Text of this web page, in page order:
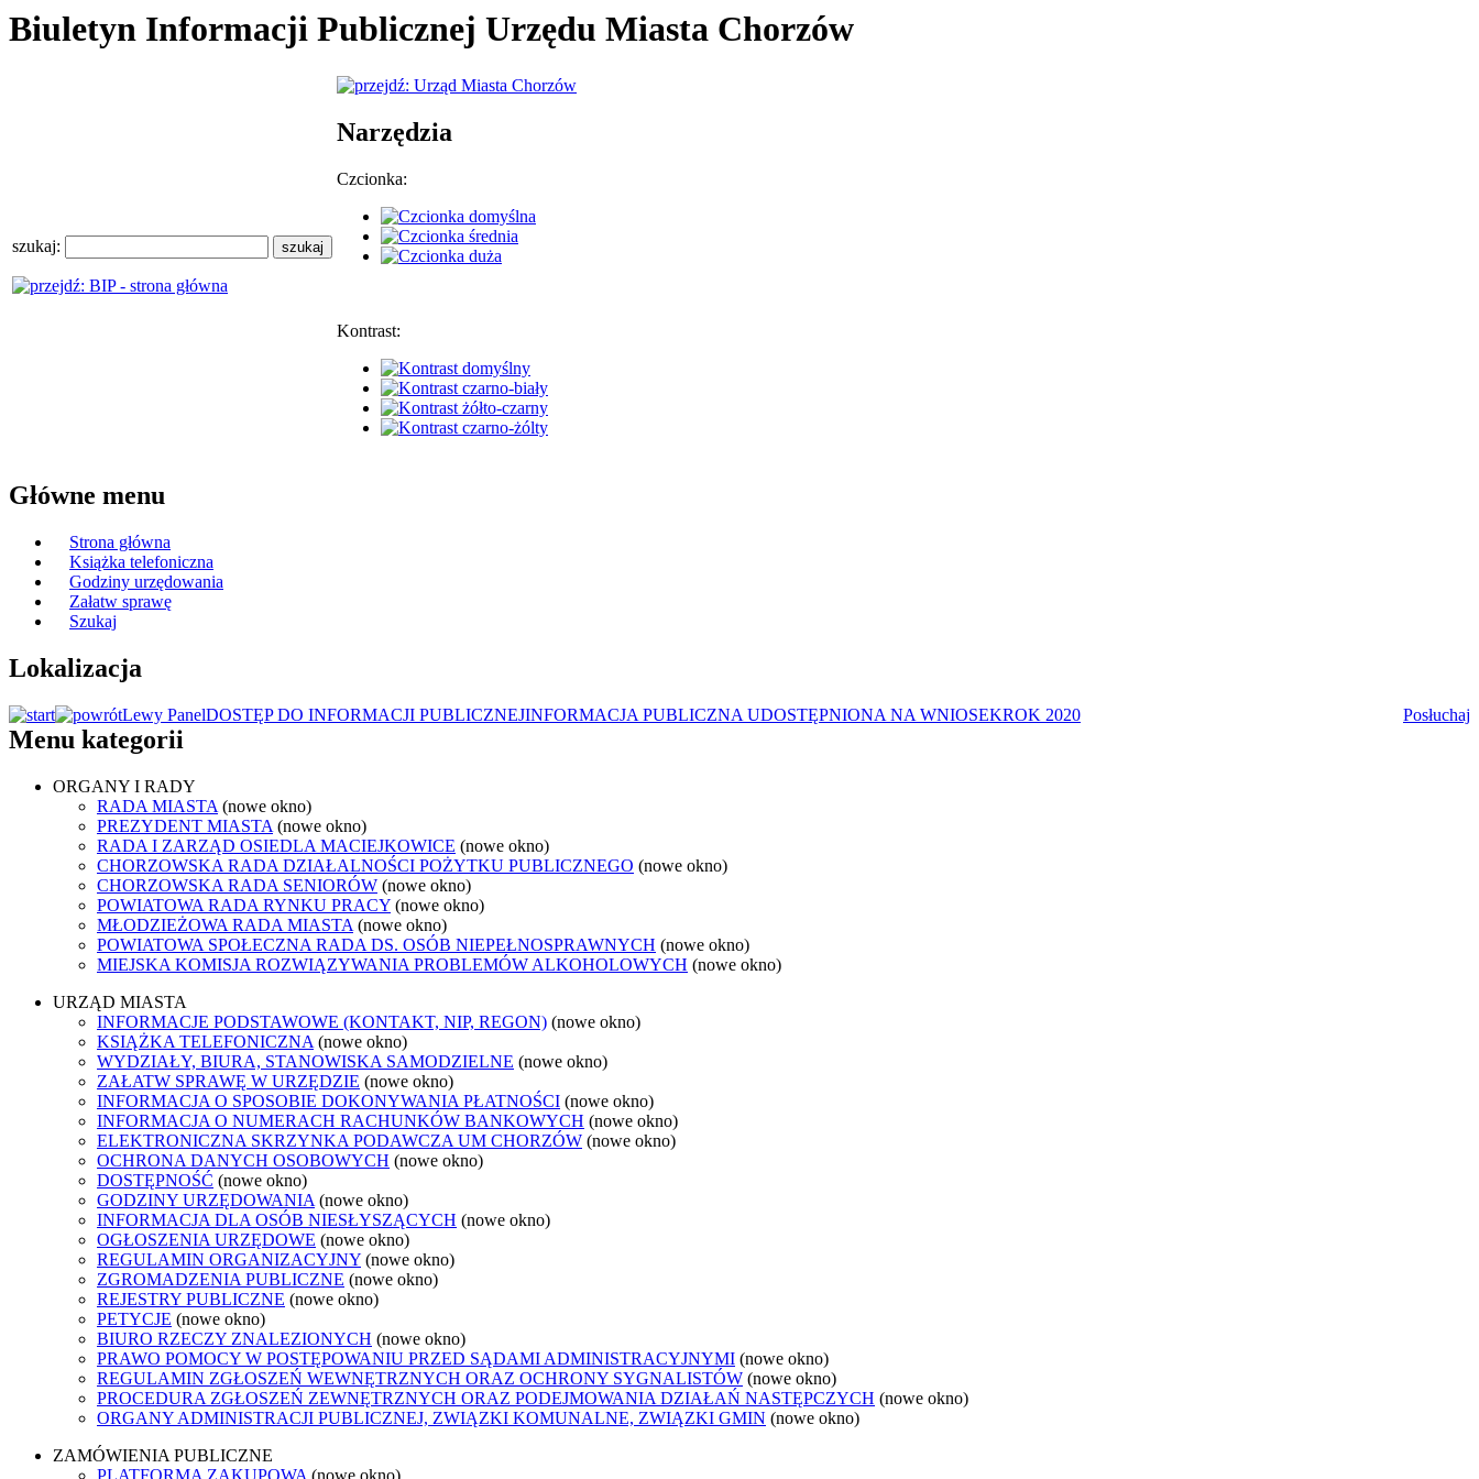
Biuletyn Informacji Publicznej Urzędu Miasta Chorzów
szukaj:
Narzędzia
Czcionka:
Kontrast:
Główne menu
Strona główna
Książka telefoniczna
Godziny urzędowania
Załatw sprawę
Szukaj
Lokalizacja
Posłuchaj
Lewy PanelDOSTĘP DO INFORMACJI PUBLICZNEJINFORMACJA PUBLICZNA UDOSTĘPNIONA NA WNIOSEKROK 2020
Menu kategorii
ORGANY I RADY
RADA MIASTA (nowe okno)
PREZYDENT MIASTA (nowe okno)
RADA I ZARZĄD OSIEDLA MACIEJKOWICE (nowe okno)
CHORZOWSKA RADA DZIAŁALNOŚCI POŻYTKU PUBLICZNEGO (nowe okno)
CHORZOWSKA RADA SENIORÓW (nowe okno)
POWIATOWA RADA RYNKU PRACY (nowe okno)
MŁODZIEŻOWA RADA MIASTA (nowe okno)
POWIATOWA SPOŁECZNA RADA DS. OSÓB NIEPEŁNOSPRAWNYCH (nowe okno)
MIEJSKA KOMISJA ROZWIĄZYWANIA PROBLEMÓW ALKOHOLOWYCH (nowe okno)
URZĄD MIASTA
INFORMACJE PODSTAWOWE (KONTAKT, NIP, REGON) (nowe okno)
KSIĄŻKA TELEFONICZNA (nowe okno)
WYDZIAŁY, BIURA, STANOWISKA SAMODZIELNE (nowe okno)
ZAŁATW SPRAWĘ W URZĘDZIE (nowe okno)
INFORMACJA O SPOSOBIE DOKONYWANIA PŁATNOŚCI (nowe okno)
INFORMACJA O NUMERACH RACHUNKÓW BANKOWYCH (nowe okno)
ELEKTRONICZNA SKRZYNKA PODAWCZA UM CHORZÓW (nowe okno)
OCHRONA DANYCH OSOBOWYCH (nowe okno)
DOSTĘPNOŚĆ (nowe okno)
GODZINY URZĘDOWANIA (nowe okno)
INFORMACJA DLA OSÓB NIESŁYSZĄCYCH (nowe okno)
OGŁOSZENIA URZĘDOWE (nowe okno)
REGULAMIN ORGANIZACYJNY (nowe okno)
ZGROMADZENIA PUBLICZNE (nowe okno)
REJESTRY PUBLICZNE (nowe okno)
PETYCJE (nowe okno)
BIURO RZECZY ZNALEZIONYCH (nowe okno)
PRAWO POMOCY W POSTĘPOWANIU PRZED SĄDAMI ADMINISTRACYJNYMI (nowe okno)
REGULAMIN ZGŁOSZEŃ WEWNĘTRZNYCH ORAZ OCHRONY SYGNALISTÓW (nowe okno)
PROCEDURA ZGŁOSZEŃ ZEWNĘTRZNYCH ORAZ PODEJMOWANIA DZIAŁAŃ NASTĘPCZYCH (nowe okno)
ORGANY ADMINISTRACJI PUBLICZNEJ, ZWIĄZKI KOMUNALNE, ZWIĄZKI GMIN (nowe okno)
ZAMÓWIENIA PUBLICZNE
PLATFORMA ZAKUPOWA (nowe okno)